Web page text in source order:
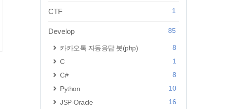
CTF 1
Develop 85
카카오톡 자동응답 봇(php)
8
C
1
C#
8
Python
10
JSP-Oracle
16